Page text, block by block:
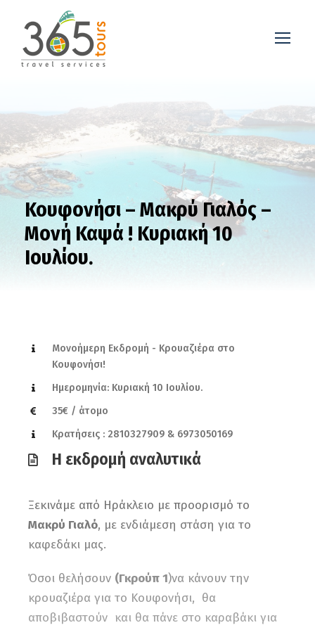
Κουφονήσι – Μακρύ Γιαλός –
Μονή Καψά ! Κυριακή 10
Ιουλίου.
Μονοήμερη Εκδρομή - Κρουαζιέρα στο
Κουφονήσι!
Ημερομηνία: Κυριακή 10 Ιουλίου.
35€ / άτομο
Κρατήσεις : 2810327909 & 6973050169
Η εκδρομή αναλυτικά
Ξεκινάμε από Ηράκλειο με προορισμό το
Μακρύ Γιαλό, με ενδιάμεση στάση για το
καφεδάκι μας.
Όσοι θελήσουν (Γκρούπ 1)να κάνουν την
κρουαζιέρα για το Κουφονήσι, θα
αποβιβαστούν και θα πάνε στο καραβάκι για